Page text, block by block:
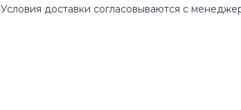
Условия доставки согласовываются с